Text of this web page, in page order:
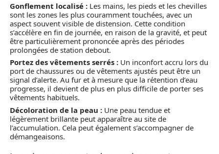
Gonflement localisé : Les mains, les pieds et les chevilles
sont les zones les plus couramment touchées, avec un
aspect souvent visible de distension. Cette condition
s’accélère en fin de journée, en raison de la gravité, et peut
être particulièrement prononcée après des périodes
prolongées de station debout.
Portez des vêtements serrés : Un inconfort accru lors du
port de chaussures ou de vêtements ajustés peut être un
signal d’alerte. Au fur et à mesure que la rétention d’eau
progresse, il devient de plus en plus difficile de porter ses
vêtements habituels.
Décoloration de la peau : Une peau tendue et
légèrement brillante peut apparaître au site de
l’accumulation. Cela peut également s’accompagner de
démangeaisons.